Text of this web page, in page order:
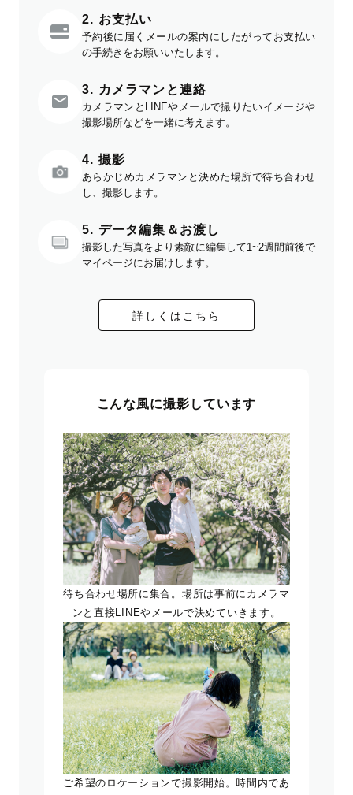
2. お支払い
予約後に届くメールの案内にしたがってお支払い
の手続きをお願いいたします。
3. カメラマンと連絡
カメラマンとLINEやメールで撮りたいイメージや
撮影場所などを一緒に考えます。
4. 撮影
あらかじめカメラマンと決めた場所で待ち合わせ
し、撮影します。
5. データ編集＆お渡し
撮影した写真をより素敵に編集して1~2週間前後で
マイページにお届けします。
詳しくはこちら
こんな風に撮影しています
待ち合わせ場所に集合。場所は事前にカメラマ
ンと直接LINEやメールで決めていきます。
ご希望のロケーションで撮影開始。時間内であ